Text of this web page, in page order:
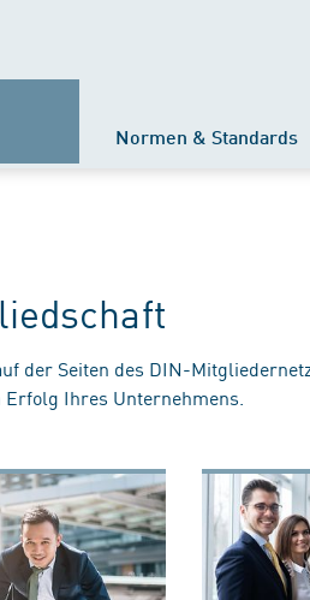
Normen & Standards
der Seiten des DIN-
Ihres Unternehmens.